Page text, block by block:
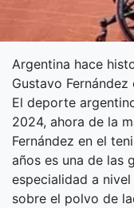
Argentina hace
Gustavo
El deporte
2024, ahora de la
Fernández en el
años es una de las
especialidad a
sobre el polvo de